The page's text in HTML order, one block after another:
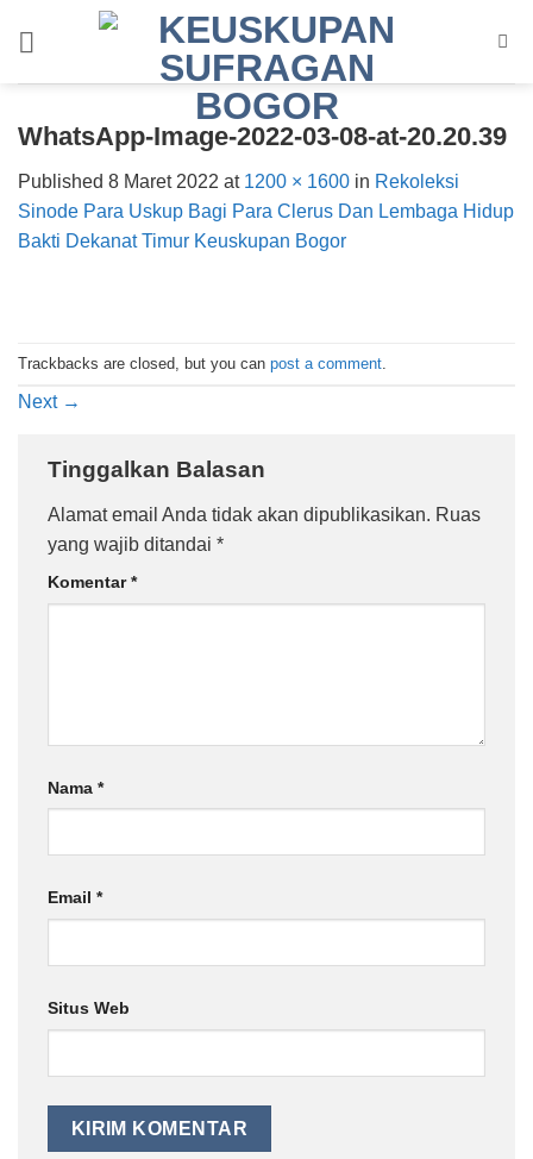
WhatsApp-Image-2022-03-08-at-20.20.39
Published 8 Maret 2022 at 1200 × 1600 in Rekoleksi
Sinode Para Uskup Bagi Para Clerus Dan Lembaga Hidup
Bakti Dekanat Timur Keuskupan Bogor
Trackbacks are closed, but you can post a comment
Next →
Tinggalkan Balasan
Alamat email Anda tidak akan dipublikasikan. Ruas
yang wajib ditandai *
Komentar*
Nama *
Email *
Situs Web